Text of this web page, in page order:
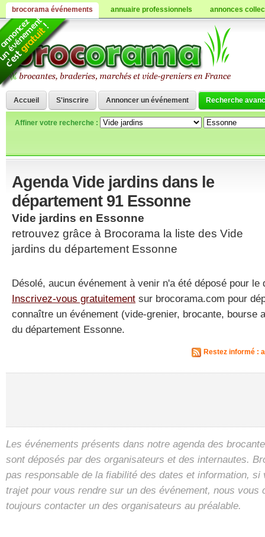
Accueil S'inscrire Annoncer un événement Recherche
Affiner votre recherche :
Agenda Vide jardins dans le
département 91 Essonne
Vide jardins en Essonne
retrouvez grâce à Brocorama la liste des Vide
jardins du département Essonne
Désolé, aucun événement à venir n'a été déposé pour le
Inscrivez-vous gratuitement sur brocorama.com pour
connaître un événement (vide-grenier, brocante, bourse
du département Essonne.
Restez informé :
Les événements présents dans notre agenda des
sont déposés par des organisateurs et des internautes.
pas responsable de la fiabilité des dates et information, si
trajet pour vous rendre sur un des événement, nous vous
toujours contacter un des organisateurs au préalable.
brocorama événements annuaire professionnels annonces